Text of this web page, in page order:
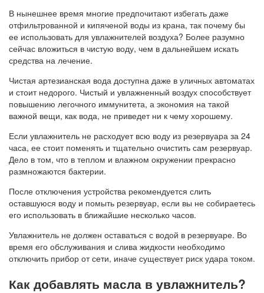
В нынешнее время многие предпочитают избегать даже
отфильтрованной и кипяченой воды из крана, так почему бы
ее использовать для увлажнителей воздуха? Более разумно
сейчас вложиться в чистую воду, чем в дальнейшем искать
средства на лечение.
Чистая артезианская вода доступна даже в уличных автоматах
и стоит недорого. Чистый и увлажненный воздух способствует
повышению легочного иммунитета, а экономия на такой
важной вещи, как вода, не приведет ни к чему хорошему.
Если увлажнитель не расходует всю воду из резервуара за 24
часа, ее стоит поменять и тщательно очистить сам резервуар.
Дело в том, что в теплом и влажном окружении прекрасно
размножаются бактерии.
После отключения устройства рекомендуется слить
оставшуюся воду и помыть резервуар, если вы не собираетесь
его использовать в ближайшие несколько часов.
Увлажнитель не должен оставаться с водой в резервуаре. Во
время его обслуживания и слива жидкости необходимо
отключить прибор от сети, иначе существует риск удара током.
Как добавлять масла в увлажнитель?